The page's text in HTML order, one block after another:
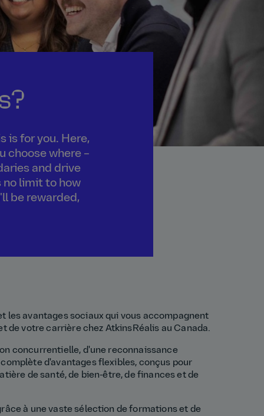
is for you. Here,
choose where –
and drive
no limit to how
be rewarded,
les avantages sociaux qui vous accompagnent
de votre carrière chez AtkinsRéalis au Canada.
concurrentielle, d'une reconnaissance
d'avantages flexibles, conçus pour
de santé, de bien-être, de finances et de
à une vaste sélection de formations et de